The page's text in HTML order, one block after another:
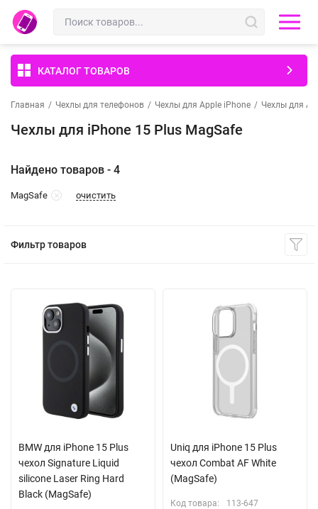
КАТАЛОГ ТОВАРОВ
Главная / Чехлы для телефонов / Чехлы для Apple iPhone / Чехлы для
Чехлы для iPhone 15 Plus MagSafe
Найдено товаров - 4
MagSafe очистить
Фильтр товаров
BMW для iPhone 15 Plus
чехол Signature Liquid
silicone Laser Ring Hard
Black (MagSafe)
Uniq для iPhone 15 Plus
чехол Combat AF White
(MagSafe)
Код товара: 113-647